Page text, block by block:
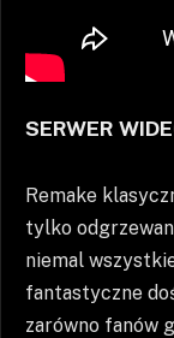
SERWER
Remake
tylko
niemal
fantastyczne
zarówno fanów